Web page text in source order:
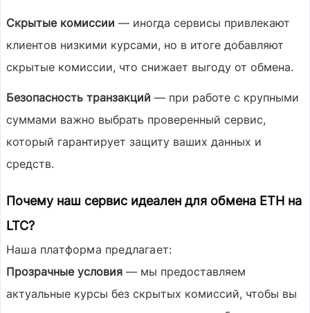
Скрытые комиссии — иногда сервисы привлекают
клиентов низкими курсами, но в итоге добавляют
скрытые комиссии, что снижает выгоду от обмена.
Безопасность транзакций — при работе с крупными
суммами важно выбрать проверенный сервис,
который гарантирует защиту ваших данных и
средств.
Почему наш сервис идеален для обмена ETH на
LTC?
Наша платформа предлагает:
Прозрачные условия — мы предоставляем
актуальные курсы без скрытых комиссий, чтобы вы